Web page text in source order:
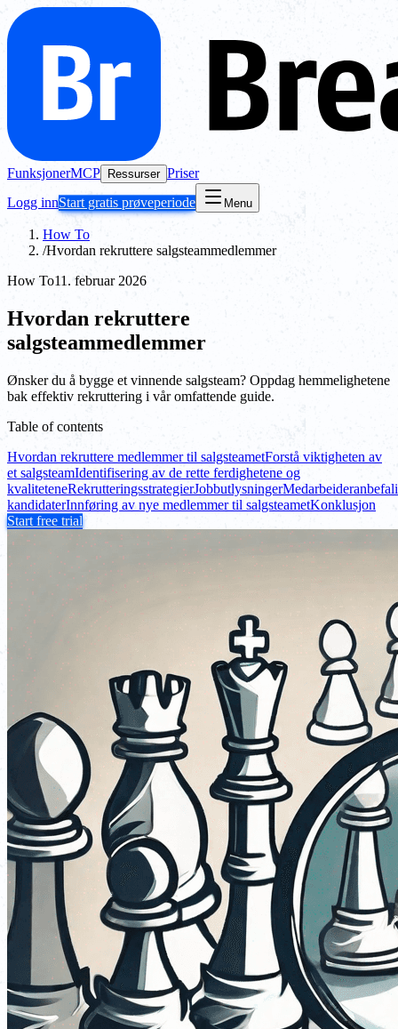
FunksjonerMCP Ressurser Priser
Logg innStart gratis prøveperiode Menu
How To
/Hvordan rekruttere salgsteammedlemmer
How To11. februar 2026
Hvordan rekruttere
salgsteammedlemmer
Ønsker du å bygge et vinnende salgsteam? Oppdag hemmelighetene
bak effektiv rekruttering i vår omfattende guide.
Table of contents
Hvordan rekruttere medlemmer til salgsteametForstå viktigheten av
et salgsteamIdentifisering av de rette ferdighetene og
kvaliteteneRekrutteringsstrategierJobbutlysninger
kandidaterInnføring av nye medlemmer til salgsteametKonklusjon
Start free trial